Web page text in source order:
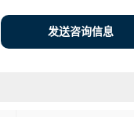
发送咨询信息